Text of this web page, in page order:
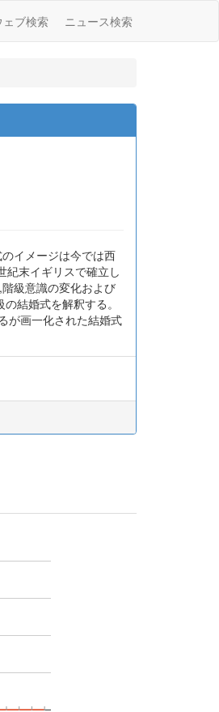
ェブ検索 ニュース検索
イメージは今では西
紀末イギリスで確立し
級意識の変化および
結婚式を解釈する。
が画一化された結婚式